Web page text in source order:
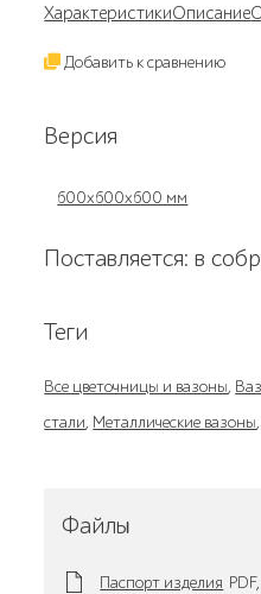
ХарактеристикиОписание
Добавить к сравнению
Версия
600х600х600 мм
Поставляется: в
Теги
Все цветочницы и вазоны,
стали, Металлические вазоны,
Файлы
Паспорт изделия PDF,